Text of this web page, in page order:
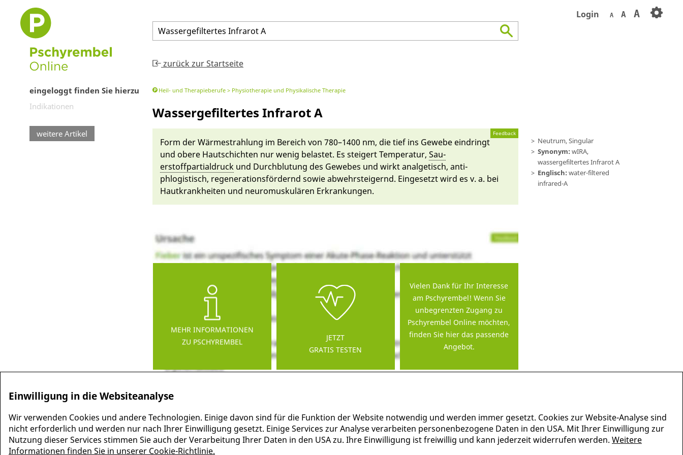
eingeloggt finden Sie hierzu
Indikationen
weitere Artikel
Login A A A
Wassergefiltertes Infrarot A
zurück zur Startseite
Heil- und Therapieberufe Physiotherapie und Physikalische Therapie
Wassergefiltertes Infrarot A
Neutrum, Singular
Synonym: wIRA,
wassergefiltertes Infrarot A
Englisch: water-filtered
infrared-A
Feedback
Form derWär­me­strahlung im Bereich von 780–1400 nm, die tief ins Gewebe ein­dringt
und obe­re Haut­schich­ten nur we­nig belas­tet. Es steigert Temperatur, Sau­
erstoffpartialdruck und Durch­blutung des Gewebes und wirkt an­al­ge­tisch, anti­
phlogistisch, regenerati­ons­för­dernd so­wie ab­wehr­steigernd. Ein­gesetzt wird es v. a. bei
Haut­krankheiten und neuro­muskulären Erkrankungen.
MEHR INFORMATIONEN
ZU PSCHYREMBEL
JETZT
GRATIS TESTEN
Vielen Dank für Ihr Interesse
am Pschyrembel! Wenn Sie
unbegrenzten Zugang zu
Pschyrembel Online möchten,
finden Sie hier das passende
Angebot.
Einwilligung in die Websiteanalyse
Wir verwenden Cookies und andere Technologien. Einige davon sind für die Funktion der Website notwendig und werden immer gesetzt. Cookies zur Website-Analyse sind
nicht erforderlich und werden nur nach Ihrer Einwilligung gesetzt. Einige Services zur Analyse verarbeiten personenbezogene Daten in den USA. Mit Ihrer Einwilligung zur
Nutzung dieser Services stimmen Sie auch der Verarbeitung Ihrer Daten in den USA zu. Ihre Einwilligung ist freiwillig und kann jederzeit widerrufen werden. Weitere
Informationen finden Sie in unserer Cookie-Richtlinie.